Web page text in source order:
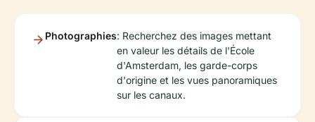
Photographies: Recherchez des images mettant
en valeur les détails de l'École
d'Amsterdam, les garde-corps
d'origine et les vues panoramiques
sur les canaux.